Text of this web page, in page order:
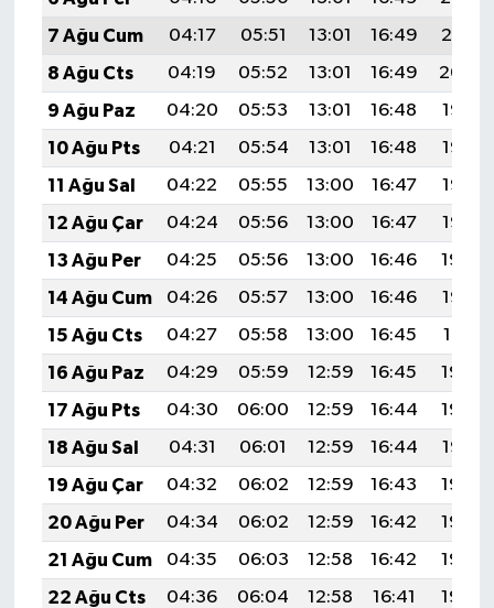
7 Ağu Cum
04:17 05:51 13:01 16:49
20:01
8 Ağu Cts
04:19 05:52 13:01 16:49
20:00
9 Ağu Paz
04:20 05:53 13:01 16:48
19:58
10 Ağu Pts
04:21 05:54 13:01 16:48
19:57
11 Ağu Sal
04:22 05:55 13:00 16:47
19:56
12 Ağu Çar
04:24 05:56 13:00 16:47
19:55
13 Ağu Per
04:25 05:56 13:00 16:46
19:54
14 Ağu Cum
04:26 05:57 13:00 16:46
19:52
15 Ağu Cts
04:27 05:58 13:00 16:45
19:51
16 Ağu Paz
04:29 05:59 12:59 16:45
19:50
17 Ağu Pts
04:30 06:00 12:59 16:44
19:49
18 Ağu Sal
04:31 06:01 12:59 16:44
19:47
19 Ağu Çar
04:32 06:02 12:59 16:43
19:46
20 Ağu Per
04:34 06:02 12:59 16:42
19:45
21 Ağu Cum
04:35 06:03 12:58 16:42
19:43
22 Ağu Cts
04:36 06:04 12:58 16:41
19:42